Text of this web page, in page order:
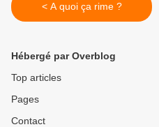
< A quoi ça rime ?
Hébergé par Overblog
Top articles
Pages
Contact